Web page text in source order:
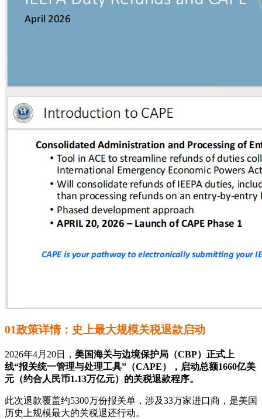
01政策详情：史上最大规模关税退款启动
2026年4月20日， 美国海关与边境保护局（CBP）正式上
线“报关统一管理与处理工具”（CAPE），启动总额1660亿美
元（约合人民币1.13万亿元）的关税退款程序。
此次退款覆盖约5300万份报关单，涉及33万家进口商，是美国
历史上规模最大的关税退还行动。